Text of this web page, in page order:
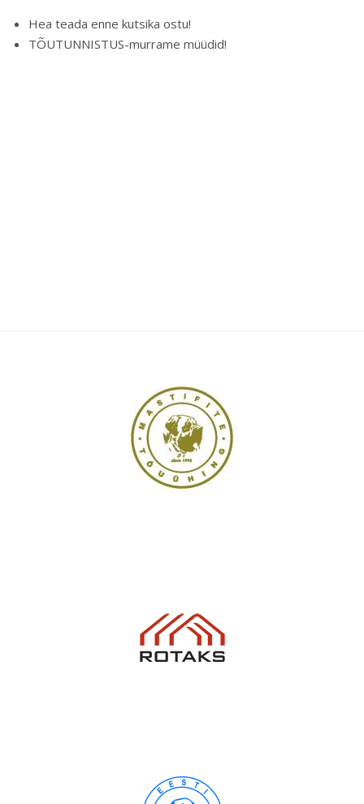
Hea teada enne kutsika ostu!
TÕUTUNNISTUS-murrame müüdid!